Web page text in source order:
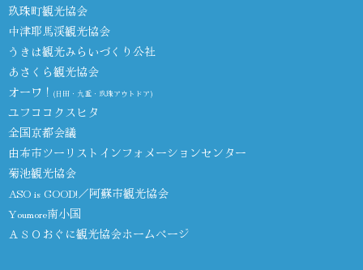
玖珠町観光協会
中津耶馬渓観光協会
うきは観光みらいづくり公社
あさくら観光協会
オーワ！ (日田・九重・玖珠アウトドア)
ユフココクスヒタ
全国京都会議
由布市ツーリストインフォメーションセンター
菊池観光協会
ASO is GOOD!／阿蘇市観光協会
Youmore南小国
ＡＳＯおぐに観光協会ホームページ